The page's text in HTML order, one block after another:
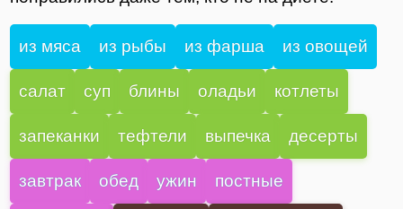
из мяса из рыбы из фарша из овощей
салат суп блины оладьи котлеты
запеканки тефтели выпечка десерты
завтрак обед ужин постные